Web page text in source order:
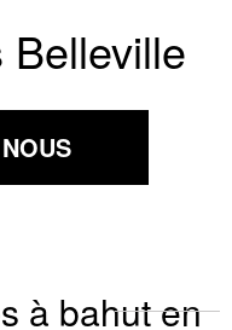
à bahut en